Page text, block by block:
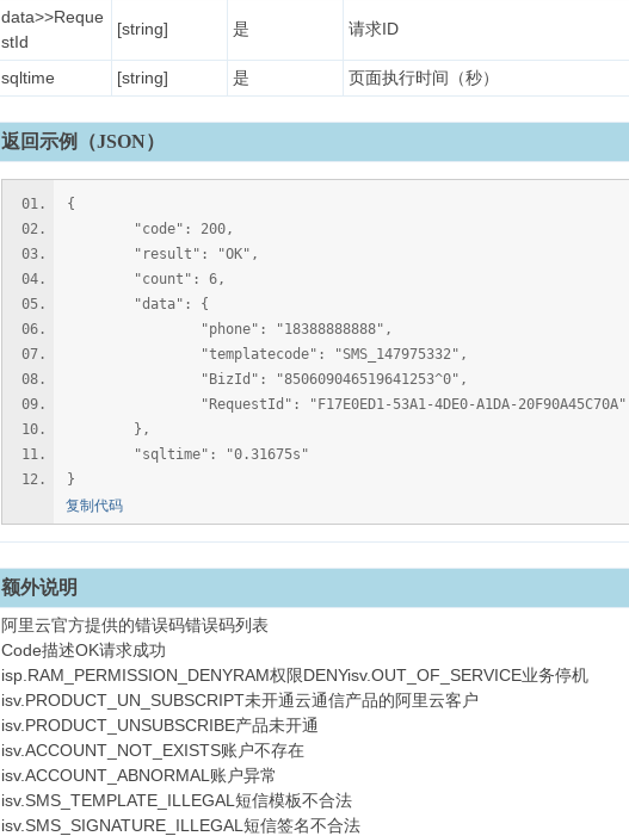
data>>Reque
stId
[string] 是 请求ID
sqltime [string] 是 页面执行时间（秒）
返回示例（JSON）
{
"code": 200,
"result": "OK",
"count": 6,
"data": {
"phone": "18388888888",
"templatecode": "SMS_147975332",
"BizId": "850609046519641253^0",
"RequestId": "F17E0ED1-53A1-4DE0-A1DA-20F90A45C70A"
},
"sqltime": "0.31675s"
}
复制代码
额外说明
阿里云官方提供的错误码错误码列表
Code描述OK请求成功
isp.RAM_PERMISSION_DENYRAM权限DENYisv.OUT_OF_SERVICE业务停机
isv.PRODUCT_UN_SUBSCRIPT未开通云通信产品的阿里云客户
isv.PRODUCT_UNSUBSCRIBE产品未开通
isv.ACCOUNT_NOT_EXISTS账户不存在
isv.ACCOUNT_ABNORMAL账户异常
isv.SMS_TEMPLATE_ILLEGAL短信模板不合法
isv.SMS_SIGNATURE_ILLEGAL短信签名不合法